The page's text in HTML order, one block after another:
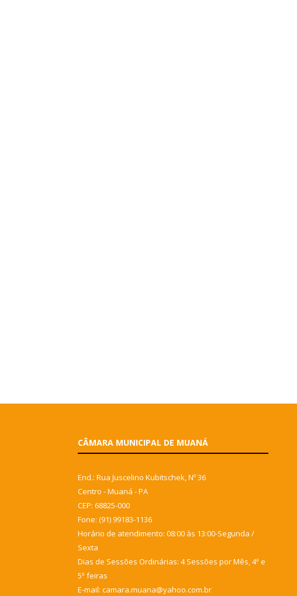
CÂMARA MUNICIPAL DE MUANÁ
End.: Rua Juscelino Kubitschek, Nº 36
Centro - Muaná - PA
CEP: 68825-000
Fone: (91) 99183-1136
Horário de atendimento: 08:00 às 13:00-Segunda /
Sexta
Dias de Sessões Ordinárias: 4 Sessões por Mês, 4ª e
5ª feiras
E-mail: camara.muana@yahoo.com.br